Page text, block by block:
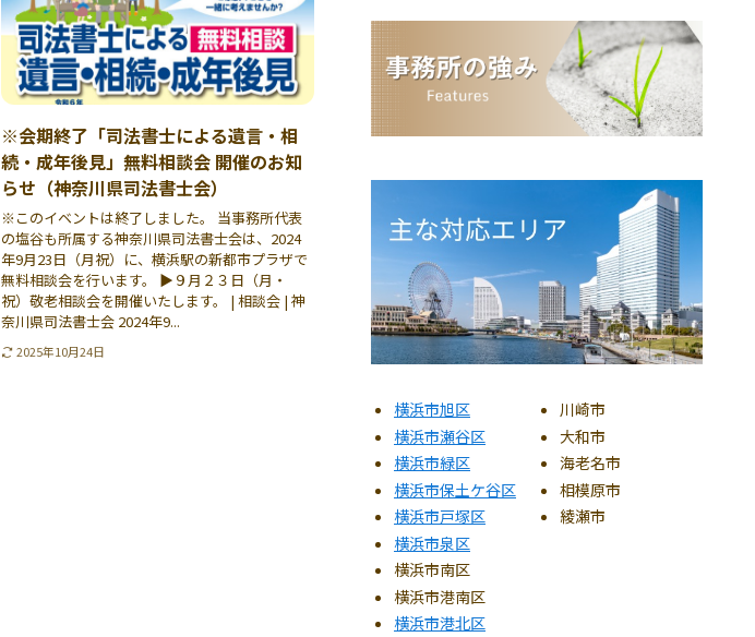
※会期終了「司法書士による遺言・相
続・成年後見」無料相談会 開催のお知
らせ（神奈川県司法書士会）
※このイベントは終了しました。 当事務所代表
の塩谷も所属する神奈川県司法書士会は、2024
年9月23日（月祝）に、横浜駅の新都市プラザで
無料相談会を行います。 ▶９月２３日（月・
祝）敬老相談会を開催いたします。 | 相談会 | 神
奈川県司法書士会 2024年9...
2025年10月24日
横浜市旭区
横浜市瀬谷区
横浜市緑区
横浜市保土ケ谷区
横浜市戸塚区
横浜市泉区
横浜市南区
横浜市港南区
横浜市港北区
川崎市
大和市
海老名市
相模原市
綾瀬市